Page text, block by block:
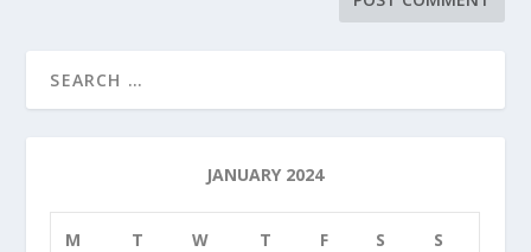
JANUARY 2024
M T W T F S S